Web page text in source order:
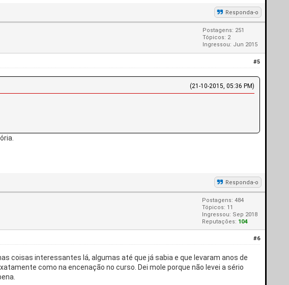
Responda-o
Postagens: 251
Tópicos: 2
Ingressou: Jun 2015
#5
(21-10-2015, 05:36 PM)
Responda-o
Postagens: 484
Tópicos: 11
Ingressou: Sep 2018
Reputações: 104
#6
coisas interessantes lá, algumas até que já sabia e que levaram anos de
como na encenação no curso. Dei mole porque não levei a sério